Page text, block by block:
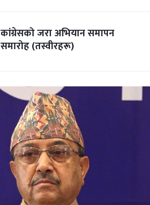
कांग्रेसको जरा अभियान समापन
समारोह (तस्वीरहरू)